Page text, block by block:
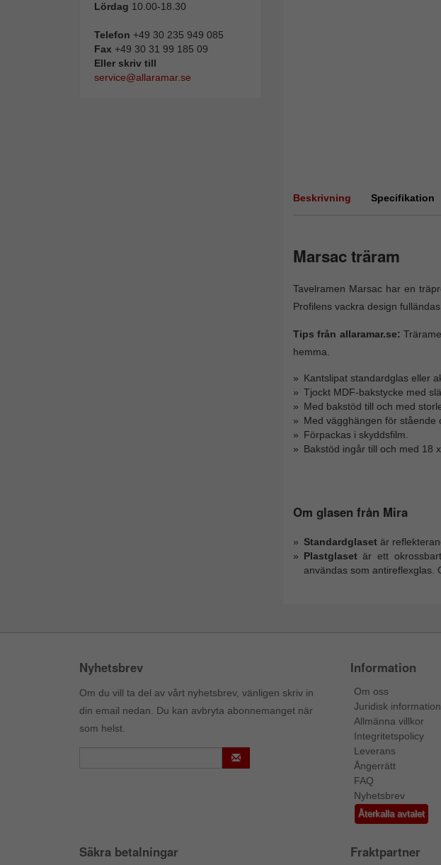
Lördag 10.00-18.30
Telefon +49 30 235 949 085
Fax +49 30 31 99 185 09
Eller skriv till
service@allaramar.se
Beskrivning Specifikation
Marsac träram
Tavelramen Marsac har en
Profilens vackra design
Tips från allaramar.se:
hemma.
Kantslipat standardglas eller
Tjockt MDF-bakstycke med
Med bakstöd till och med
Med vägghängen för stående
Förpackas i skyddsfilm.
Bakstöd ingår till och med 18 x
Om glasen från Mira
Standardglasetär
Plastglasetär ett okrossbart
användas som antireflexglas.
Nyhetsbrev
Om du vill ta del av vårt nyhetsbrev, vänligen skriv in
din email nedan. Du kan avbryta abonnemanget när
som helst.
Information
Om oss
Juridisk information
Allmänna villkor
Integritetspolicy
Leverans
Ångerrätt
FAQ
Nyhetsbrev
Återkalla avtalet
Säkra betalningar Fraktpartner